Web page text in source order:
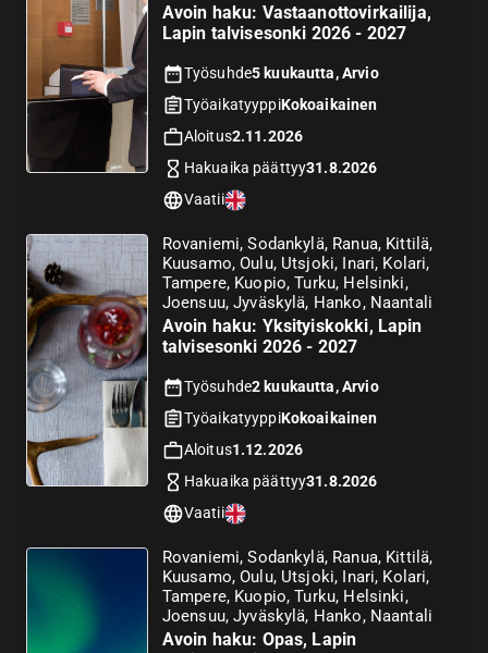
Avoin haku: Vastaanottovirkailija,
Lapin talvisesonki 2026 - 2027
Työsuhde5 kuukautta, Arvio
TyöaikatyyppiKokoaikainen
Aloitus2.11.2026
Hakuaika päättyy31.8.2026
Vaatii
Rovaniemi, Sodankylä, Ranua, Kittilä,
Kuusamo, Oulu, Utsjoki, Inari, Kolari,
Tampere, Kuopio, Turku, Helsinki,
Joensuu, Jyväskylä, Hanko, Naantali
Avoin haku: Yksityiskokki, Lapin
talvisesonki 2026 - 2027
Työsuhde2 kuukautta, Arvio
TyöaikatyyppiKokoaikainen
Aloitus1.12.2026
Hakuaika päättyy31.8.2026
Vaatii
Rovaniemi, Sodankylä, Ranua, Kittilä,
Kuusamo, Oulu, Utsjoki, Inari, Kolari,
Tampere, Kuopio, Turku, Helsinki,
Joensuu, Jyväskylä, Hanko, Naantali
Avoin haku: Opas, Lapin